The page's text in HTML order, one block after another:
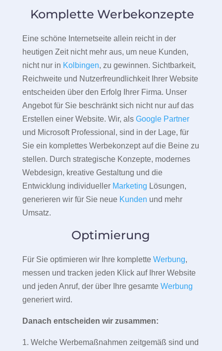
Komplette Werbekonzepte
Eine schöne Internetseite allein reicht in der
heutigen Zeit nicht mehr aus, um neue Kunden,
nicht nur in Kolbingen, zu gewinnen. Sichtbarkeit,
Reichweite und Nutzerfreundlichkeit Ihrer Website
entscheiden über den Erfolg Ihrer Firma. Unser
Angebot für Sie beschränkt sich nicht nur auf das
Erstellen einer Website. Wir, als Google Partner
und Microsoft Professional, sind in der Lage, für
Sie ein komplettes Werbekonzept auf die Beine zu
stellen. Durch strategische Konzepte, modernes
Webdesign, kreative Gestaltung und die
Entwicklung individueller Marketing Lösungen,
generieren wir für Sie neue Kunden und mehr
Umsatz.
Optimierung
Für Sie optimieren wir Ihre komplette Werbung,
messen und tracken jeden Klick auf Ihrer Website
und jeden Anruf, der über Ihre gesamte Werbung
generiert wird.
Danach entscheiden wir zusammen:
1. Welche Werbemaßnahmen zeitgemäß sind und